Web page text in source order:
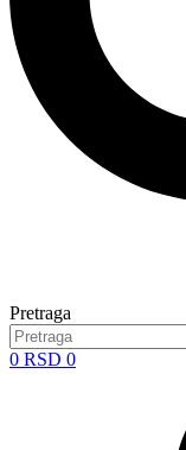
Pretraga
0 RSD 0